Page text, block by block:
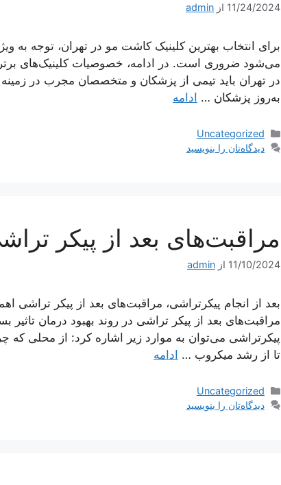
11/24/2024 از admin
برای انتخاب بهترین کلینیک کاشت مو در تهران، توجه به
می‌شود ضروری است. در ادامه، خصوصیات کلینیک‌های برتر
در تهران باید تیمی از پزشکان و متخصصان مجرب در
به‌روز پزشکان … ادامه
دسته‌ها
Uncategorized
دیدگاه‌تان را بنویسید
مراقبت‌های بعد از پیکر
11/10/2024 از admin
بعد از انجام پیکرتراشی، مراقبت‌های بعد از پیکر تراشی
مراقبت‌های بعد از پیکر تراشی در روند بهبود درمان تاثیر
پیکرتراشی می‌توان به موارد زیر اشاره کرد: از محلی
تا از رشد میکروب … ادامه
دسته‌ها
Uncategorized
دیدگاه‌تان را بنویسید